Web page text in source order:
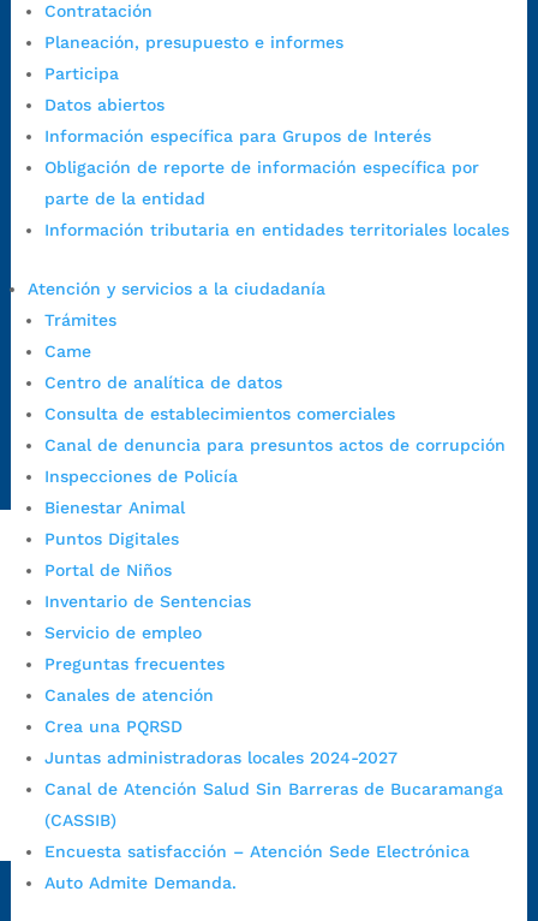
Contratación
Planeación, presupuesto e informes
Participa
Datos abiertos
Información específica para Grupos de Interés
Obligación de reporte de información específica por
parte de la entidad
Información tributaria en entidades territoriales locales
Atención y servicios a la ciudadanía
Trámites
Came
Centro de analítica de datos
Consulta de establecimientos comerciales
Canal de denuncia para presuntos actos de corrupción
Inspecciones de Policía
Bienestar Animal
Puntos Digitales
Portal de Niños
Inventario de Sentencias
Servicio de empleo
Preguntas frecuentes
Canales de atención
Crea una PQRSD
Juntas administradoras locales 2024-2027
Canal de Atención Salud Sin Barreras de Bucaramanga
(CASSIB)
Encuesta satisfacción – Atención Sede Electrónica
Auto Admite Demanda.
Horario de Atención CAME (Norte):
Dirección:
Teléfono Conmutador:
Líneagratuita:
@AlcaldíaBGA
PrensaBucaramanga
Autorización de Tratamiento de Datos Personales